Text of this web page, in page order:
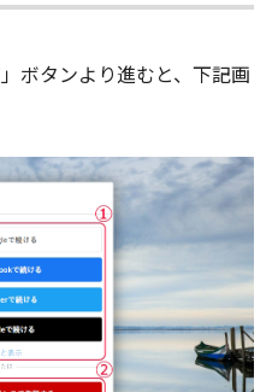
ボタンより進むと、下記画